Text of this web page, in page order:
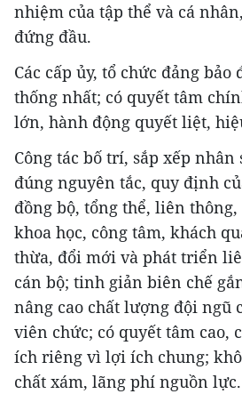
nhiệm của tập thể và cá
đứng đầu.
Các cấp ủy, tổ chức đảng bảo
thống nhất; có quyết tâm
lớn, hành động quyết liệt,
Công tác bố trí, sắp xếp
đúng nguyên tắc, quy định
đồng bộ, tổng thể, liên thông,
khoa học, công tâm, khách
thừa, đổi mới và phát triển
cán bộ; tinh giản biên chế
nâng cao chất lượng đội ngũ
viên chức; có quyết tâm cao,
ích riêng vì lợi ích chung;
chất xám, lãng phí nguồn lực.